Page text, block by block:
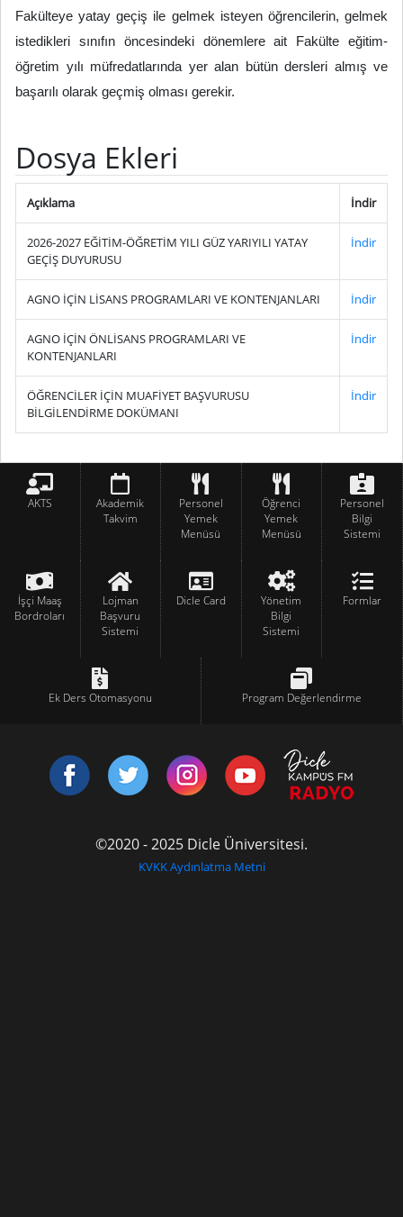
Fakülteye yatay geçiş ile gelmek isteyen öğrencilerin, gelmek
istedikleri sınıfın öncesindeki dönemlere ait Fakülte eğitim-
öğretim yılı müfredatlarında yer alan bütün dersleri almış ve
başarılı olarak geçmiş olması gerekir.
Dosya Ekleri
Açıklama İndir
2026-2027 EĞİTİM-ÖĞRETİM YILI GÜZ YARIYILI YATAY
GEÇİŞ DUYURUSU
İndir
AGNO İÇİN LİSANS PROGRAMLARI VE KONTENJANLARI İndir
AGNO İÇİN ÖNLİSANS PROGRAMLARI VE
KONTENJANLARI
İndir
ÖĞRENCİLER İÇİN MUAFİYET BAŞVURUSU
BİLGİLENDİRME DOKÜMANI
İndir
AKTS
Akademik
Takvim
Personel
Yemek
Menüsü
Öğrenci
Yemek
Menüsü
Personel
Bilgi
Sistemi
İşçi Maaş
Bordroları
Lojman
Başvuru
Sistemi
Dicle Card
Yönetim
Bilgi
Sistemi
Formlar
Ek Ders Otomasyonu Program Değerlendirme
©2020 - 2025 Dicle Üniversitesi.
KVKK Aydınlatma Metni